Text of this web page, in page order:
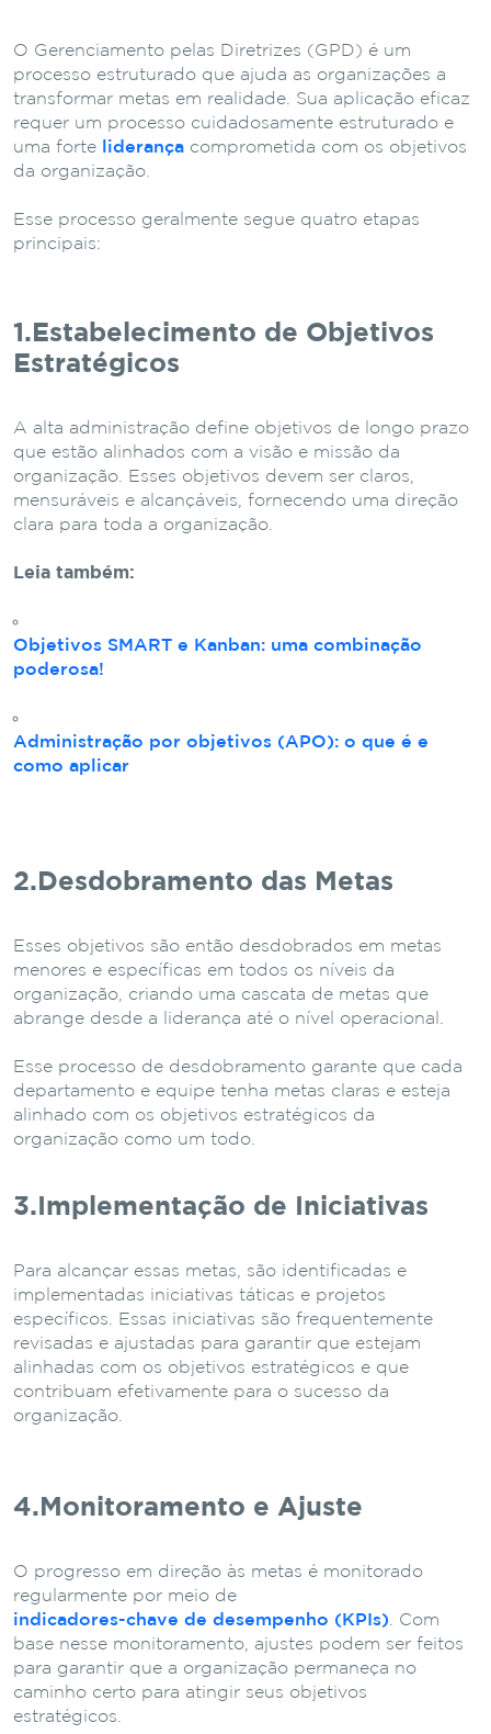
O Gerenciamento pelas Diretrizes (GPD) é um
processo estruturado que ajuda as organizações a
transformar metas em realidade. Sua aplicação eficaz
requer um processo cuidadosamente estruturado e
uma forte
liderança comprometida com os objetivos
da organização.
Esse processo geralmente segue quatro etapas
principais:
1.Estabelecimento de Objetivos
Estratégicos
A alta administração define objetivos de longo prazo
que estão alinhados com a visão e missão da
organização. Esses objetivos devem ser claros,
mensuráveis e alcançáveis, fornecendo uma direção
clara para toda a organização.
Leia também:
Objetivos SMART e Kanban: uma combinação
poderosa!
Administração por objetivos (APO): o que é e
como aplicar
2.Desdobramento das Metas
Esses objetivos são então desdobrados em metas
menores e específicas em todos os níveis da
organização, criando uma cascata de metas que
abrange desde a liderança até o nível operacional.
Esse processo de desdobramento garante que cada
departamento e equipe tenha metas claras e esteja
alinhado com os objetivos estratégicos da
organização como um todo.
3.Implementação de Iniciativas
Para alcançar essas metas, são identificadas e
implementadas iniciativas táticas e projetos
específicos. Essas iniciativas são frequentemente
revisadas e ajustadas para garantir que estejam
alinhadas com os objetivos estratégicos e que
contribuam efetivamente para o sucesso da
organização.
4.Monitoramento e Ajuste
O progresso em direção às metas é monitorado
regularmente por meio de
indicadores-chave de desempenho (KPIs) . Com
base nesse monitoramento, ajustes podem ser feitos
para garantir que a organização permaneça no
caminho certo para atingir seus objetivos
estratégicos.